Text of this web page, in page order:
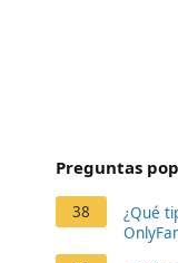
Preguntas
38
¿Qué